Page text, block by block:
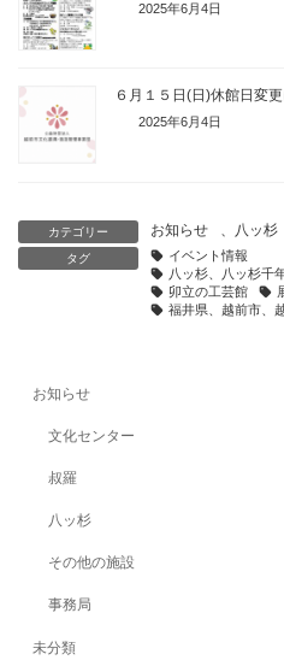
2025年6月4日
６月１５日(日)休館日変
2025年6月4日
カテゴリー お知らせ 八ッ杉
タグ
イベント情報
八ッ杉、八ッ杉千
卯立の工芸館
福井県、越前市、
お知らせ
文化センター
叔羅
八ッ杉
その他の施設
事務局
未分類